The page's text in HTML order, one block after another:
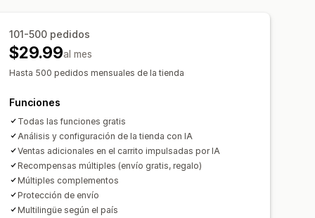
forma de pago
conjuntas frecuentes
por niveles
101-500 pedidos
$29.99al mes
Hasta 500 pedidos mensuales de la tienda
Funciones
Todas las funciones gratis
Análisis y configuración de la tienda con IA
Ventas adicionales en el carrito impulsadas por IA
Recompensas múltiples (envío gratis, regalo)
Múltiples complementos
Protección de envío
Multilingüe según el país